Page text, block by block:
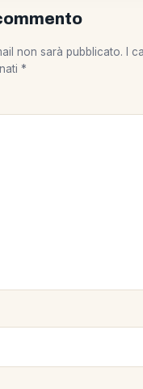
non sarà pubblicato.
I
*